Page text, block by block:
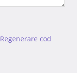
Regenerare cod